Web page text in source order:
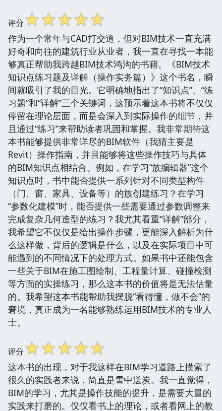
评分☆☆☆☆☆
作为一个常年与CAD打交道，但对BIM技术一直充满
好奇和向往的建筑行业从业者，我一直在寻找一本能
够真正帮助我跨越BIM技术鸿沟的书籍。《BIM技术
知识点练习题及详解（操作实务篇）》这个书名，瞬
间就吸引了我的目光。它明确地指出了“知识点”、“练
习题”和“详解”三个关键词，这预示着这本书将不仅仅
停留在理论层面，而是会深入到实际操作的细节，并
且通过“练习”来帮助读者巩固和掌握。我非常期待这
本书能够提供非常详尽的BIM软件（我猜主要是
Revit）操作指南，并且能够将这些操作技巧与具体
的BIM知识点相结合。例如，在学习“族编辑器”这个
知识点时，书中能否提供一系列针对不同类型构件
（门、窗、家具、设备等）的族创建练习？在学习
“参数化建模”时，能否提供一些需要通过参数调整来
完成复杂几何造型的练习？我尤其看重“详解”部分，
我希望它不仅仅是给出操作步骤，更能深入解析为什
么这样做，背后的逻辑是什么，以及在实际项目中可
能遇到的不同情况下的处理方式。如果书中还能包含
一些关于BIM在施工图绘制、工程量计算、碰撞检测
等方面的实操练习，那么这本书的价值将是无法估量
的。我希望这本书能帮助我摆脱“看得懂，做不会”的
窘境，真正成为一名能够熟练运用BIM技术的专业人
士。
评分☆☆☆☆☆
这本书的出现，对于我这样在BIM学习道路上摸索了
很久的实践者来说，简直是雪中送炭。我一直觉得，
BIM的学习，尤其是操作技能的提升，是需要大量的
实践来打磨的。仅仅看书上的理论，或者看网上的教